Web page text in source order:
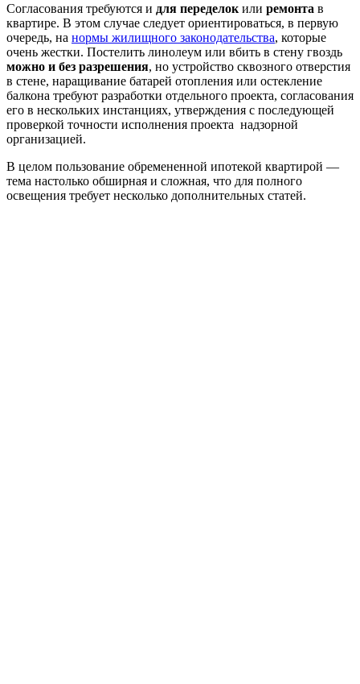
Согласования требуются и для переделок или ремонта в
квартире. В этом случае следует ориентироваться, в первую
очередь, на нормы жилищного законодательства, которые
очень жестки. Постелить линолеум или вбить в стену гвоздь
можно и без разрешения, но устройство сквозного отверстия
в стене, наращивание батарей отопления или остекление
балкона требуют разработки отдельного проекта, согласования
его в нескольких инстанциях, утверждения с последующей
проверкой точности исполнения проекта надзорной
организацией.
В целом пользование обремененной ипотекой квартирой —
тема настолько обширная и сложная, что для полного
освещения требует несколько дополнительных статей.